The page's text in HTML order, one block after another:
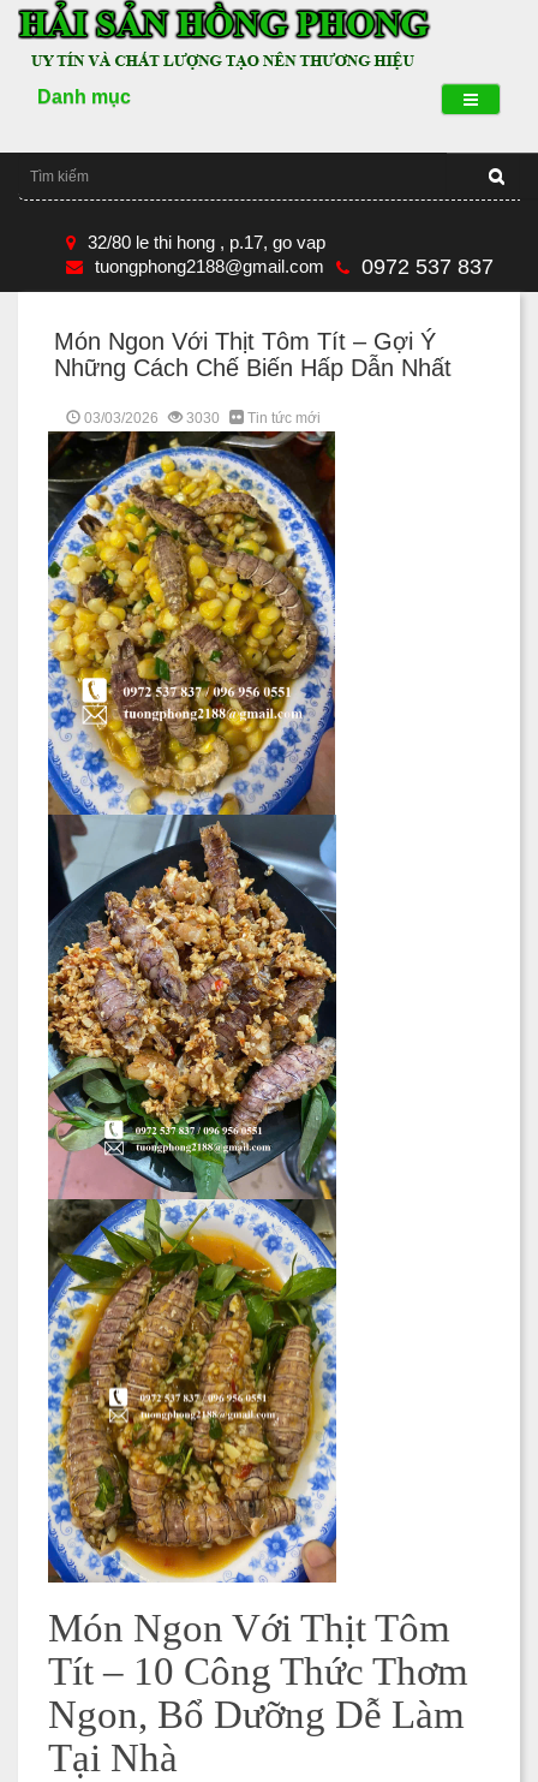
Danh mục
32/80 le thi hong , p.17, go vap
tuongphong2188@gmail.com
0972 537 837
Món Ngon Với Thịt Tôm Tít – Gợi Ý
Những Cách Chế Biến Hấp Dẫn Nhất
03/03/2026 3030 Tin tức mới
Món Ngon Với Thịt Tôm
Tít – 10 Công Thức Thơm
Ngon, Bổ Dưỡng Dễ Làm
Tại Nhà